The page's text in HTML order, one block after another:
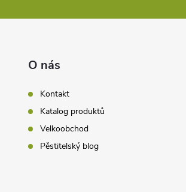
O nás
Kontakt
Katalog produktů
Velkoobchod
Pěstitelský blog